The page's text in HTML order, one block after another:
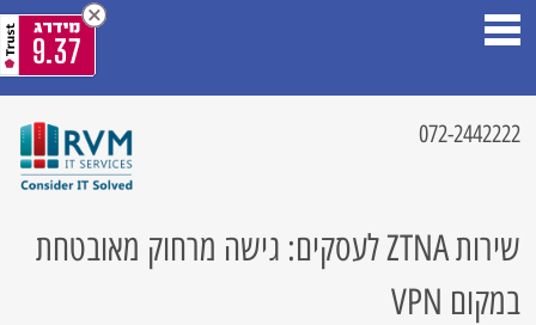
072-2442222
שירות ZTNA לעסקים: גישה מרחוק מאובטחת
במקום VPN
9.37